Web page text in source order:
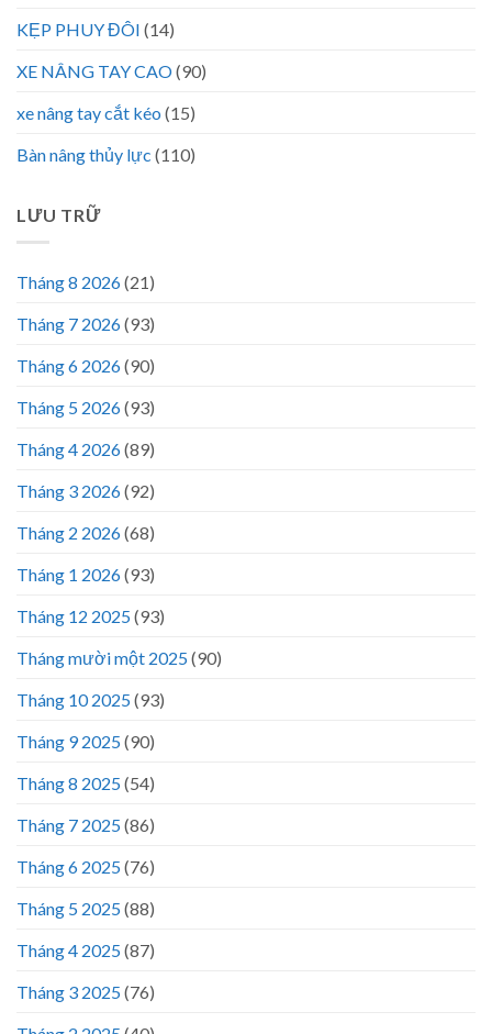
KẸP PHUY ĐÔI (14)
XE NÂNG TAY CAO(90)
xe nâng tay cắt kéo (15)
Bàn nâng thủy lực (110)
LƯU TRỮ
Tháng 8 2026(21)
Tháng 7 2026(93)
Tháng 6 2026(90)
Tháng 5 2026(93)
Tháng 4 2026(89)
Tháng 3 2026(92)
Tháng 2 2026(68)
Tháng 1 2026(93)
Tháng 12 2025(93)
Tháng mười một 2025(90)
Tháng 10 2025(93)
Tháng 9 2025(90)
Tháng 8 2025(54)
Tháng 7 2025(86)
Tháng 6 2025(76)
Tháng 5 2025(88)
Tháng 4 2025(87)
Tháng 3 2025(76)